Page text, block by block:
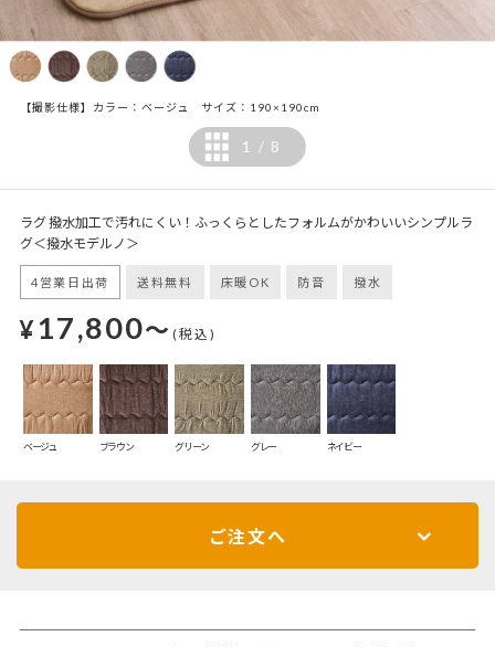
【撮影仕様】カラー：ベージュ サイズ：190×190cm
1 / 8
ラグ 撥水加工で汚れにくい！ふっくらとしたフォルムがかわいいシンプルラ
グ＜撥水モデルノ＞
4営業日出荷 送料無料 床暖OK 防音 撥水
¥17,800～ (税込)
ベージュ ブラウン グリーン グレー ネイビー
ご注文へ